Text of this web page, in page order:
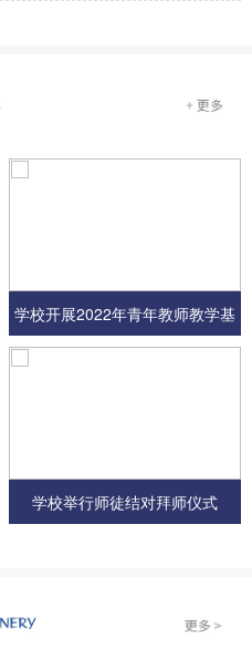
学校开展2022年青年教师教学基
学校举行师徒结对拜师仪式